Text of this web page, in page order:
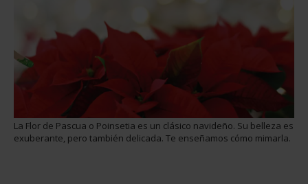
La Flor de Pascua o Poinsetia es un clásico navideño. Su belleza es
exuberante, pero también delicada. Te enseñamos cómo mimarla.